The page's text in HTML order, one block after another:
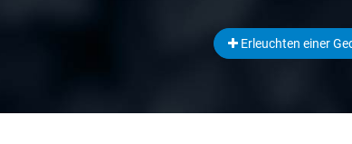
Erleuchten einer